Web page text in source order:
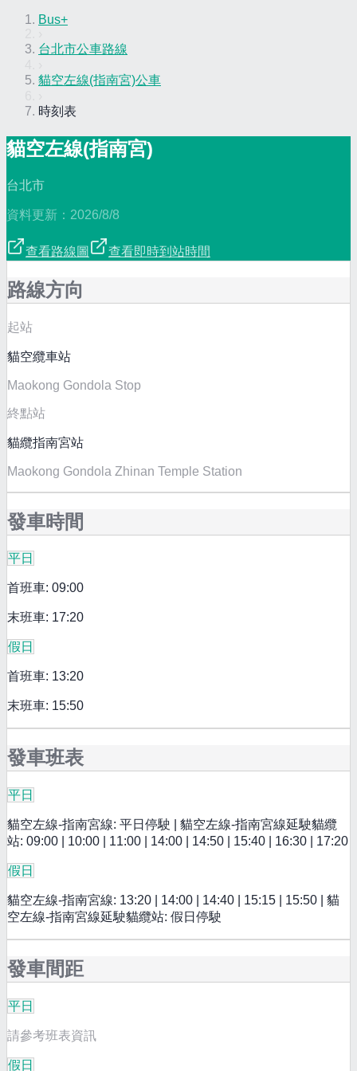
Bus+
台北市公車路線
貓空左線(指南宮)公車
時刻表
貓空左線(指南宮)
台北市
資料更新： 2026/8/8
查看路線圖 查看即時到站時間
路線方向
起站
貓空纜車站
Maokong Gondola Stop
終點站
貓纜指南宮站
Maokong Gondola Zhinan Temple Station
發車時間
平日
首班車: 09:00
末班車: 17:20
假日
首班車: 13:20
末班車: 15:50
發車班表
平日
貓空左線-指南宮線: 平日停駛 | 貓空左線-指南宮線延駛貓纜
站: 09:00 | 10:00 | 11:00 | 14:00 | 14:50 | 15:40 | 16:30 | 17:20
假日
貓空左線-指南宮線: 13:20 | 14:00 | 14:40 | 15:15 | 15:50 | 貓
空左線-指南宮線延駛貓纜站: 假日停駛
發車間距
平日
請參考班表資訊
假日